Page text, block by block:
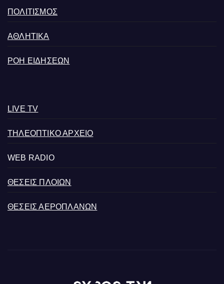
ΠΟΛΙΤΙΣΜΟΣ
ΑΘΛΗΤΙΚΑ
ΡΟΗ ΕΙΔΗΣΕΩΝ
LIVE TV
ΤΗΛΕΟΠΤΙΚΟ ΑΡΧΕΙΟ
WEB RADIO
ΘΕΣΕΙΣ ΠΛΟΙΩΝ
ΘΕΣΕΙΣ ΑΕΡΟΠΛΑΝΩΝ